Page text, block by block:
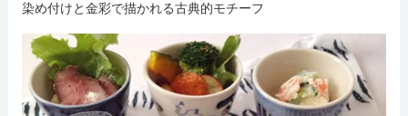
染め付けと金彩で描かれる古典的モチーフ